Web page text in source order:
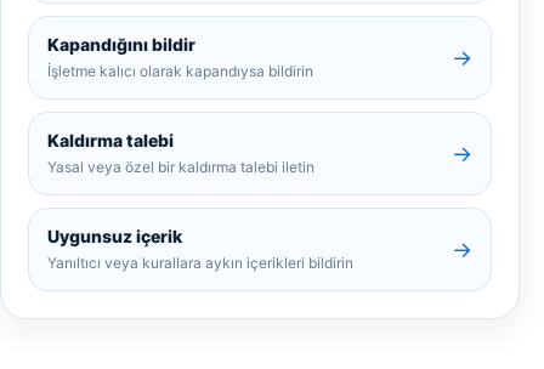
Kapandığını bildir
İşletme kalıcı olarak kapandıysa bildirin
→
Kaldırma talebi
Yasal veya özel bir kaldırma talebi iletin
→
Uygunsuz içerik
Yanıltıcı veya kurallara aykırı içerikleri bildirin
→